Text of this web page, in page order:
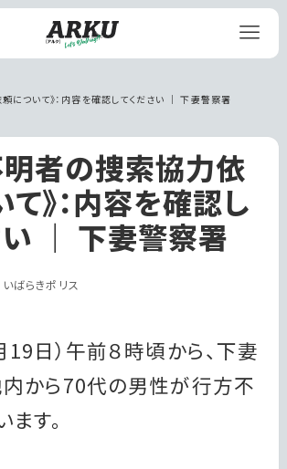
について》：内容を確認してください ｜ 下妻警察署
明者の捜索協力依
》：内容を確認し
い ｜ 下妻警察署
いばらきポリス
日）午前８時頃から、下妻
から70代の男性が行方不
す。